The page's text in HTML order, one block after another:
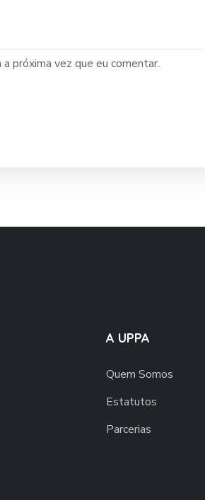
próxima vez que eu comentar.
A UPPA
Quem Somos
Estatutos
Parcerias